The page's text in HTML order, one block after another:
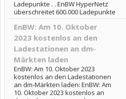
Ladepunkte . . EnBW HyperNetz
überschreitet 600.000 Ladepunkte
EnBW: Am 10. Oktober
2023 kostenlos an den
Ladestationen an dm-
Märkten laden
EnBW: Am 10. Oktober 2023
kostenlos an den Ladestationen
an dm-Märkten laden: EnBW: Am
10. Oktober 2023 kostenlos an